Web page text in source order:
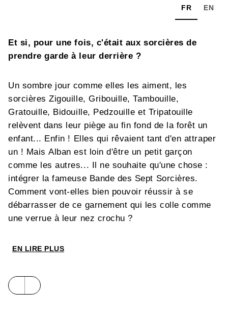
FR EN
Et si, pour une fois, c'était aux sorcières de
prendre garde à leur derrière ?
Un sombre jour comme elles les aiment, les
sorcières Zigouille, Gribouille, Tambouille,
Gratouille, Bidouille, Pedzouille et Tripatouille
relèvent dans leur piège au fin fond de la forêt un
enfant... Enfin ! Elles qui rêvaient tant d'en attraper
un ! Mais Alban est loin d'être un petit garçon
comme les autres... Il ne souhaite qu'une chose :
intégrer la fameuse Bande des Sept Sorcières.
Comment vont-elles bien pouvoir réussir à se
débarrasser de ce garnement qui les colle comme
une verrue à leur nez crochu ?
EN LIRE PLUS